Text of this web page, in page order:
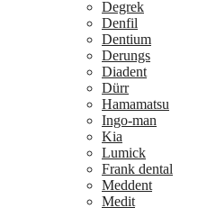
Degrek
Denfil
Dentium
Derungs
Diadent
Dürr
Hamamatsu
Ingo-man
Kia
Lumick
Frank dental
Meddent
Medit